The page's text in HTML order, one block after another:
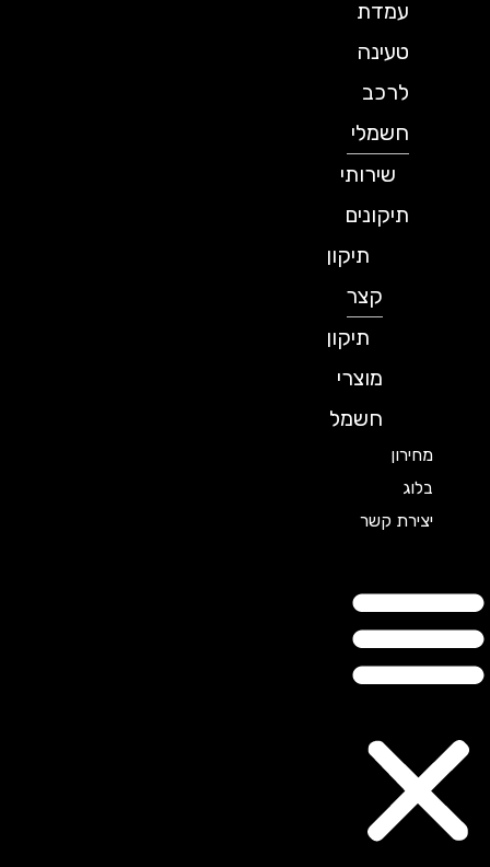
עמדת
טעינה
לרכב
חשמלי
שירותי
תיקונים
תיקון
תיקון
מוצרי
חשמל
מחירון
יצירת קשר